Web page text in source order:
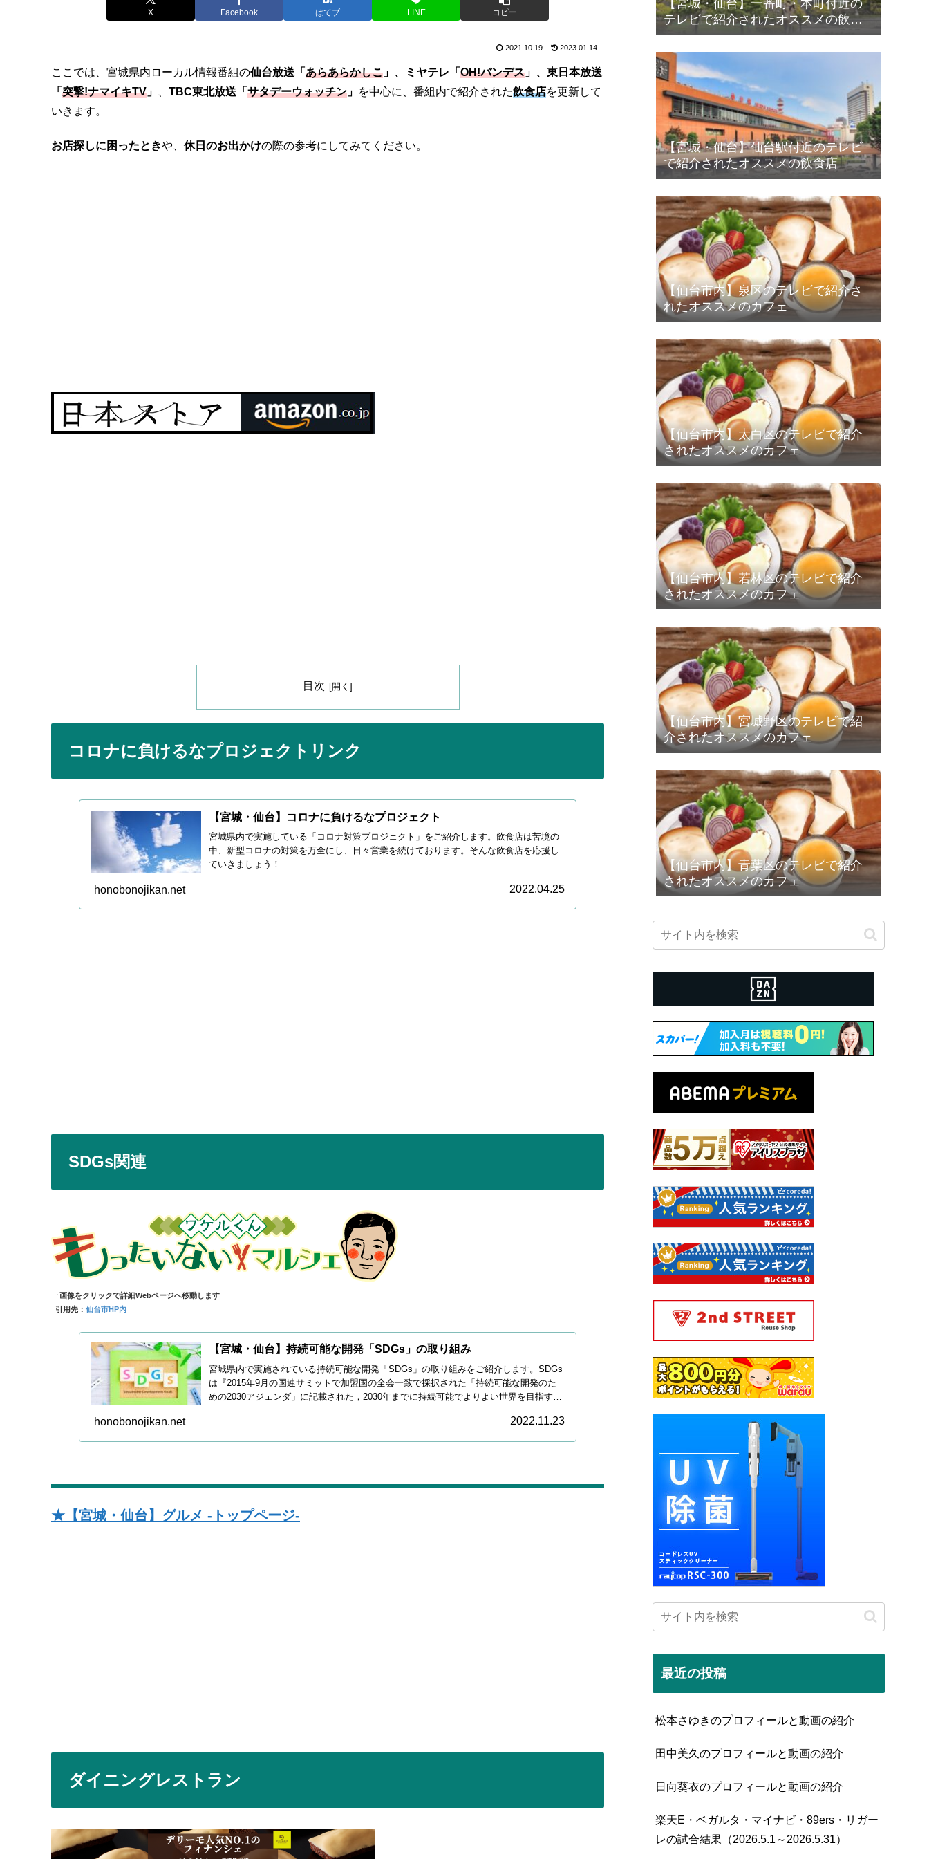
X Facebook はてブ LINE コピー
2021.10.19 2023.01.14
ここでは、宮城県内ローカル情報番組の仙台放送「 あらあらかしこ 」、ミヤテレ「 OH!バンデス 」、東日本放送
「 突撃!ナマイキTV 」 TBC東北放送「 サタデーウォッチン 」 を中心に、番組内で紹介された飲食店を更新して
いきます。
お店探しに困ったときや、 休日のお出かけの際の参考にしてみてください。
目次
コロナに負けるなプロジェクトリンク
【宮城・仙台】コロナに負けるなプロジェクト
宮城県内で実施している「コロナ対策プロジェクト」をご紹介します。飲食店は苦境の
中、新型コロナの対策を万全にし、日々営業を続けております。そんな飲食店を応援し
ていきましょう！
honobonojikan.net 2022.04.25
SDGs関連
↑画像をクリックで詳細Webページへ移動します
引用先： 仙台市HP内
【宮城・仙台】持続可能な開発「SDGs」の取り組み
宮城県内で実施されている持続可能な開発「SDGs」の取り組みをご紹介します。SDGs
は『2015年9月の国連サミットで加盟国の全会一致で採択された「持続可能な開発のた
めの2030アジェンダ」に記載された，2030年までに持続可能でよりよい世界を目指す国
honobonojikan.net 2022.11.23
★【宮城・仙台】グルメ -トップページ-
ダイニングレストラン
【宮城・仙台】一番町・本町付近の
テレビで紹介されたオススメの飲食
店
【宮城・仙台】仙台駅付近のテレビ
で紹介されたオススメの飲食店
【仙台市内】泉区のテレビで紹介さ
れたオススメのカフェ
【仙台市内】太白区のテレビで紹介
されたオススメのカフェ
【仙台市内】若林区のテレビで紹介
されたオススメのカフェ
【仙台市内】宮城野区のテレビで紹
介されたオススメのカフェ
【仙台市内】青葉区のテレビで紹介
されたオススメのカフェ
最近の投稿
松本さゆきのプロフィールと動画の紹介
田中美久のプロフィールと動画の紹介
日向葵衣のプロフィールと動画の紹介
楽天E・ベガルタ・マイナビ・89ers・リガー
レの試合結果（2026.5.1～2026.5.31）